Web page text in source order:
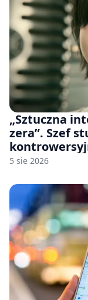
„Sztuczna
zera”. Szef
Stellar Blade:
5 sie 2026